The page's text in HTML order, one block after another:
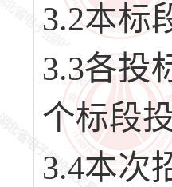
3.2本标
3.3各投
个标段
3.4本次